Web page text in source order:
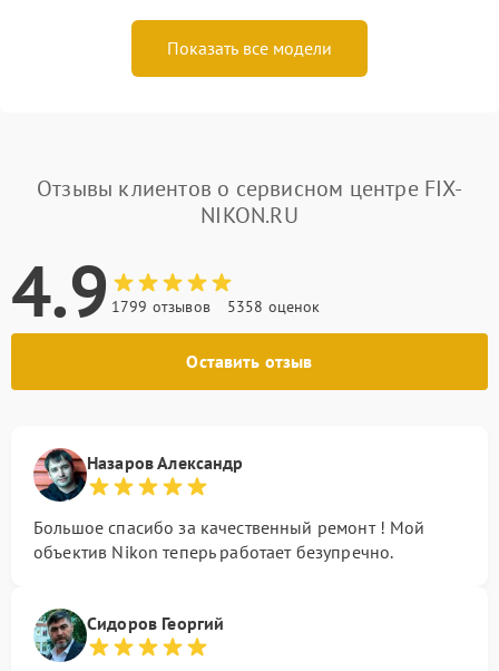
Показать все модели
Отзывы клиентов о сервисном центре FIX-
NIKON.RU
4.9 1799 отзывов 5358 оценок
Оставить отзыв
Назаров Александр
Большое спасибо за качественный ремонт ! Мой
объектив Nikon теперь работает безупречно.
Сидоров Георгий